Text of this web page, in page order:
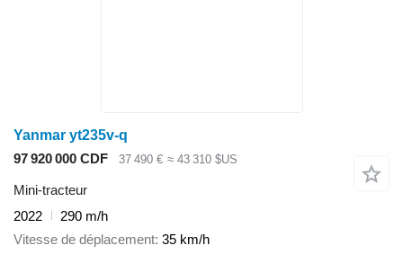
Yanmar yt235v-q
97 920 000 CDF
37 490 € ≈ 43 310 $US
Mini-tracteur
2022
290 m/h
Vitesse de déplacement 35 km/h